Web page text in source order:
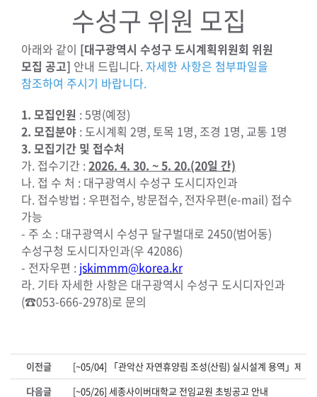
수성구 위원 모집
아래와 같이 [대구광역시 수성구 도시계획위원회 위원
모집 공고] 안내 드립니다.자세한 사항은 첨부파일을
참조하여 주시기 바랍니다.
1. 모집인원 : 5명(예정)
2. 모집분야 : 도시계획 2명, 토목 1명, 조경 1명, 교통 1명
3. 모집기간 및 접수처
가. 접수기간 :2026. 4. 30. ~ 5. 20.(20일 간)
나. 접 수 처 : 대구광역시 수성구 도시디자인과
다. 접수방법 : 우편접수, 방문접수, 전자우편(e-mail) 접수
가능
- 주 소 : 대구광역시 수성구 달구벌대로 2450(범어동)
수성구청 도시디자인과(우 42086)
- 전자우편 : jskimmm@korea.kr
라. 기타 자세한 사항은 대구광역시 수성구 도시디자인과
(☎053-666-2978)로 문의
이전글
[~05/04] 「관악산 자연휴양림 조성(산림) 실시설계 용역」제안
다음글
[~05/26] 세종사이버대학교 전임교원 초빙공고 안내